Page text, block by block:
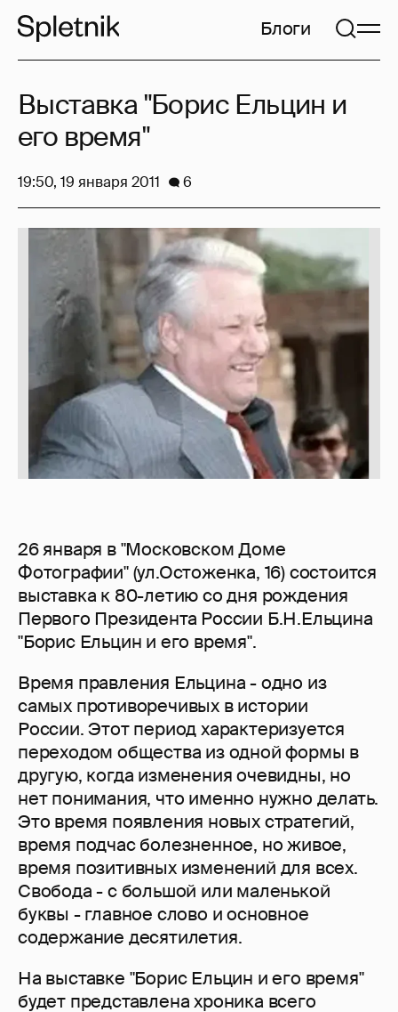
Блоги
26 января в "Московском Доме
Фотографии" (ул.Остоженка, 16) состоится
выставка к 80-летию со дня рождения
Первого Президента России Б.Н.Ельцина
"Борис Ельцин и его время".
Время правления Ельцина - одно из
самых противоречивых в истории
России. Этот период характеризуется
переходом общества из одной формы в
другую, когда изменения очевидны, но
нет понимания, что именно нужно делать.
Это время появления новых стратегий,
время подчас болезненное, но живое,
время позитивных изменений для всех.
Свобода - с большой или маленькой
буквы - главное слово и основное
содержание десятилетия.
На выставке "Борис Ельцин и его время"
будет представлена хроника всего
Выставка "Борис Ельцин и
его время"
19:50, 19 января 2011 6